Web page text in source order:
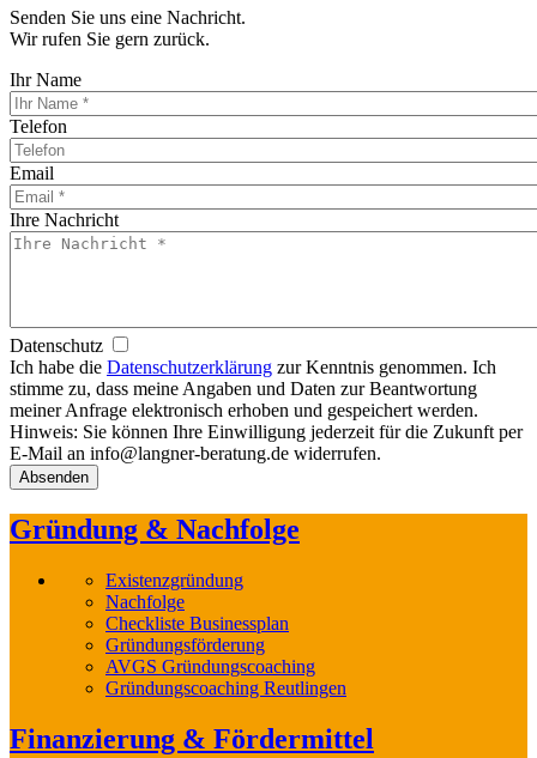
Senden Sie uns eine Nachricht.
Wir rufen Sie gern zurück.
Ihr Name
Telefon
Email
Ihre Nachricht
Datenschutz
Ich habe die Datenschutzerklärung zur Kenntnis genommen. Ich
stimme zu, dass meine Angaben und Daten zur Beantwortung
meiner Anfrage elektronisch erhoben und gespeichert werden.
Hinweis: Sie können Ihre Einwilligung jederzeit für die Zukunft per
E-Mail an info@langner-beratung.de widerrufen.
Gründung & Nachfolge
Existenzgründung
Nachfolge
Checkliste Businessplan
Gründungsförderung
AVGS Gründungscoaching
Gründungscoaching Reutlingen
Finanzierung & Fördermittel